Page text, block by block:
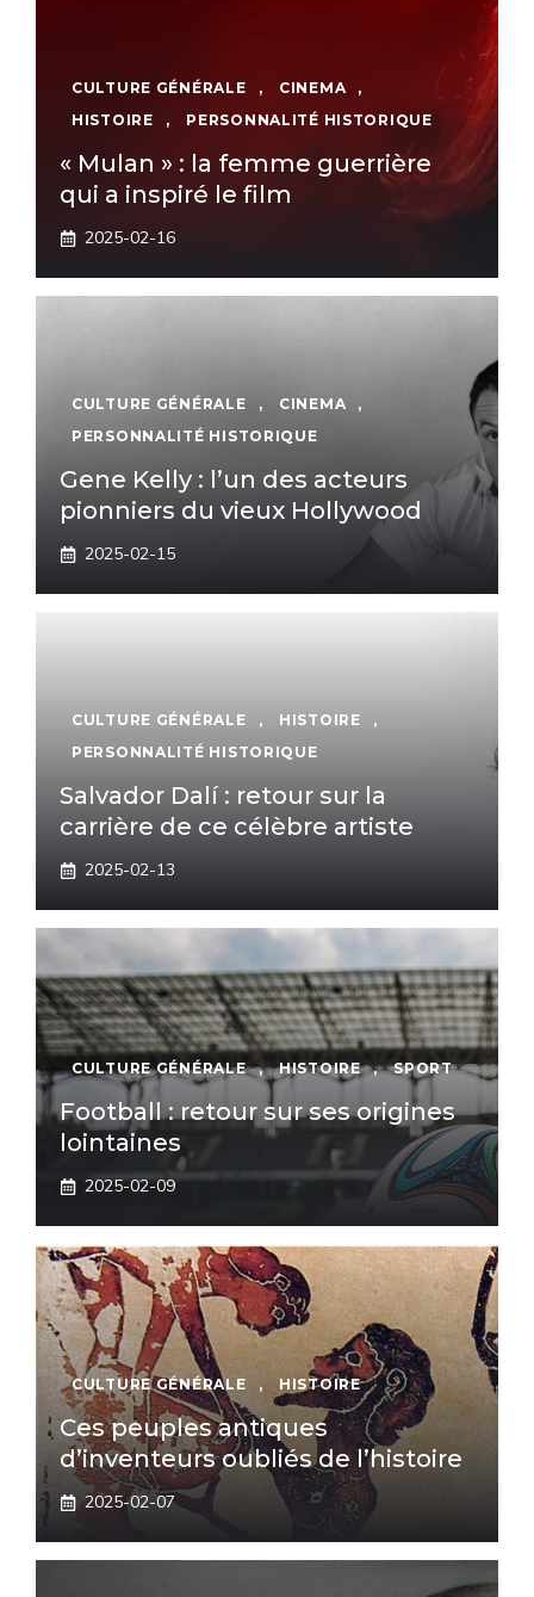
CULTURE GÉNÉRALE , CINEMA
,
HISTOIRE
, PERSONNALITÉ HISTORIQUE
« Mulan » : la femme guerrière
qui a inspiré le film
2025-02-16
CULTURE GÉNÉRALE , CINEMA
,
PERSONNALITÉ HISTORIQUE
Gene Kelly : l’un des acteurs
pionniers du vieux Hollywood
2025-02-15
CULTURE GÉNÉRALE , HISTOIRE
,
PERSONNALITÉ HISTORIQUE
Salvador Dalí : retour sur la
carrière de ce célèbre artiste
2025-02-13
CULTURE GÉNÉRALE , HISTOIRE , SPORT
Football : retour sur ses origines
lointaines
2025-02-09
CULTURE GÉNÉRALE , HISTOIRE
Ces peuples antiques
d’inventeurs oubliés de l’histoire
2025-02-07